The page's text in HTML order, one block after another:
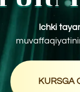
Ichki tayanch —
muvaffaqiyatining
KURSGA